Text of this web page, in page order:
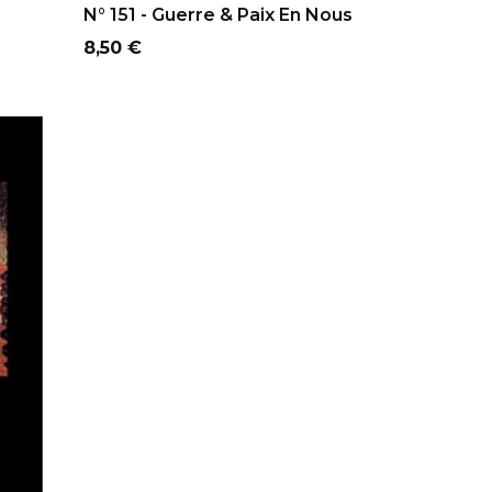
N° 151 - Guerre & Paix En Nous
Prix
8,50 €